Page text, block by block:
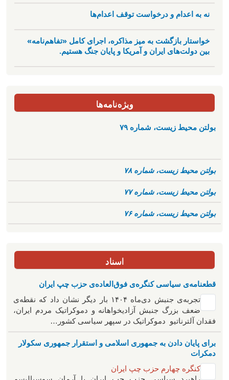
نه به اعدام و درخواست توقف اعدام‌ها
خواستار بازگشت به میز مذاکره، اجرای کامل «تفاهم‌نامه»
بین دولت‌های ایران و آمریکا و پایان جنگ هستیم.
ویژه‌نامه‌ها
بولتن محیط زیست، شماره ۷۹
بولتن محیط زیست، شماره ۷۸
بولتن محیط زیست، شماره ۷۷
بولتن محیط زیست، شماره ۷۶
اسناد
قطعنامه‌ی سیاسی کنگره‌ی فوق‌العاده‌ی حزب چپ ایران
تجربه‌ی جنبش دی‌ماه ۱۴۰۴ بار دیگر نشان داد که نقطه‌ی
ضعف بزرگ جنبش آزادیخواهانه و دموکراتیک مردم ایران،
فقدان آلترناتیو دموکراتیک در سپهر سیاسی کشور…
برای پایان دادن به جمهوری اسلامی و استقرار جمهوری سکولار
دمکرات
کنگره چهارم حزب چپ ایران